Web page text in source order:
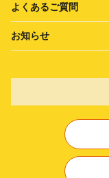
よくあるご質問
お知らせ